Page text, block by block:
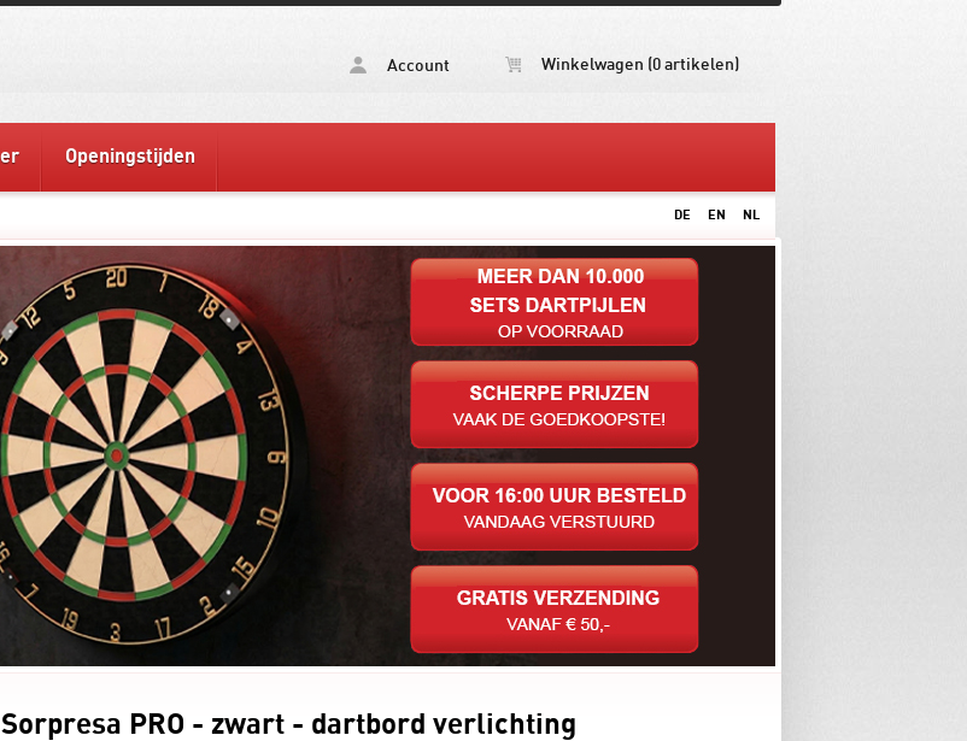
Account Winkelwagen (0 artikelen)
Openingstijden
DE EN NL
PRO - zwart - dartbord verlichting